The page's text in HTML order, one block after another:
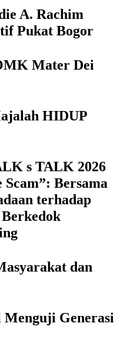
A. Rachim
Pukat Bogor
Mater Dei
HIDUP
s TALK 2026
Bersama
terhadap
dan
Generasi